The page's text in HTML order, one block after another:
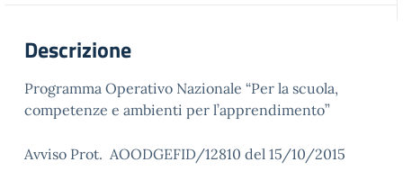
Descrizione
Programma Operativo Nazionale “Per la scuola,
competenze e ambienti per l’apprendimento”
Avviso Prot. AOODGEFID/12810 del 15/10/2015